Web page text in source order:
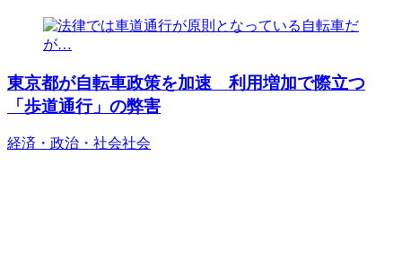
東京都が自転車政策を加速 利用増加で際立つ
「歩道通行」の弊害
経済・政治・社会社会